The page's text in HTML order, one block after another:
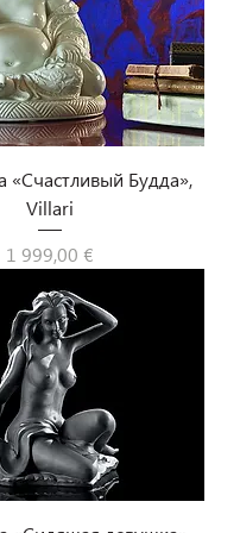
«Счастливый Будда»,
Villari
Цена
1 999,00 €